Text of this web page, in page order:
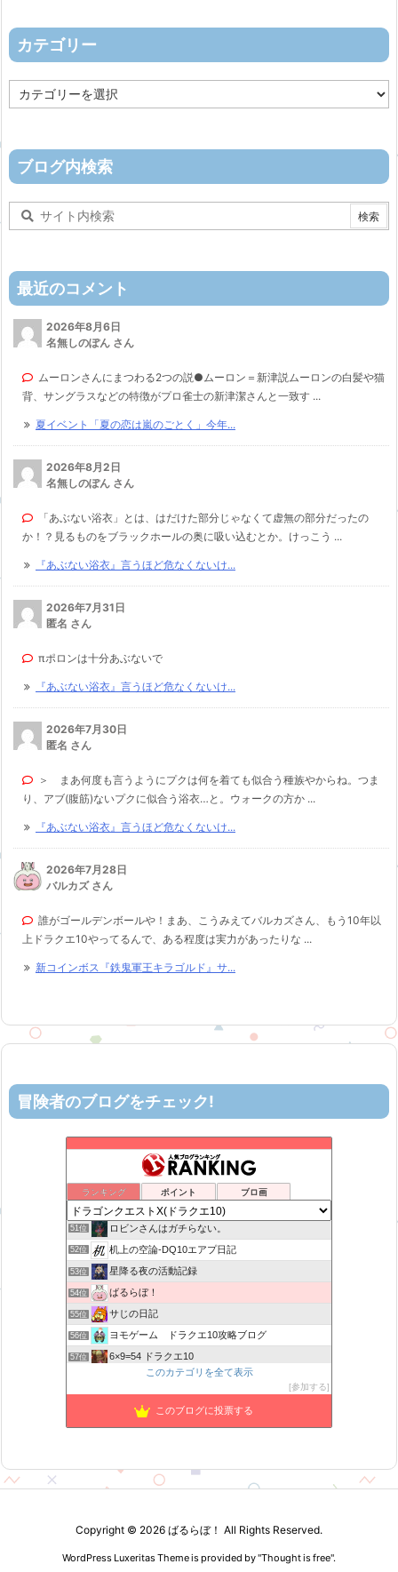
ブ
カテゴリー
テ
ー
ブログ内検索
最近のコメント
2026年8月6日
名無しのぽん さん
ムーロンさんにまつわる2つの説●ムーロン＝新津説ムーロンの白髪や猫
背、サングラスなどの特徴がプロ雀士の新津潔さんと一致す ...
夏イベント「夏の恋は嵐のごとく」今年...
2026年8月2日
名無しのぽん さん
「あぶない浴衣」とは、はだけた部分じゃなくて虚無の部分だったの
か！？見るものをブラックホールの奥に吸い込むとか。けっこう ...
『あぶない浴衣』言うほど危なくないけ...
2026年7月31日
匿名 さん
πポロンは十分あぶないで
『あぶない浴衣』言うほど危なくないけ...
2026年7月30日
匿名 さん
＞ まあ何度も言うようにプクは何を着ても似合う種族やからね。つま
り、アブ(腹筋)ないプクに似合う浴衣…と。ウォークの方か ...
『あぶない浴衣』言うほど危なくないけ...
2026年7月28日
バルカズ さん
誰がゴールデンボールや！まあ、こうみえてバルカズさん、もう10年以
上ドラクエ10やってるんで、ある程度は実力があったりな ...
新コインボス『鉄鬼軍王キラゴルド』サ...
冒険者のブログをチェック!
ランキング ポイント ブロ画
DQX 大魔王の日常
49位 ティルナローグス｜ドラクエ10ブログ！
50位 カスミ心理学研究所
51位 ロビンさんはガチらない。
52位 机上の空論-DQ10エアプ日記
53位 星降る夜の活動記録
54位 ばるらぼ！
55位 サじの日記
56位 ヨモゲーム ドラクエ10攻略ブログ
57位 6×9=54 ドラクエ10
まいっちんぐ！ねるこ先生【ドラクエ】DQ
がきめ のDQX ふわふわな毎日♪
このカテゴリを全て表示
参加する
このブログに投票する
Copyright © 2026 ばるらぼ！ All Rights Reserved.
WordPress Luxeritas Theme is provided by "Thought is free".